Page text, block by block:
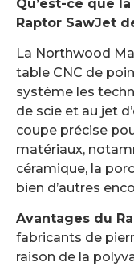
Qu’est-ce que
Raptor SawJet
La Northwood
table CNC de
système les
de scie et au jet
coupe précise
matériaux,
céramique, la
bien d’autres
Avantages du
fabricants de
raison de la